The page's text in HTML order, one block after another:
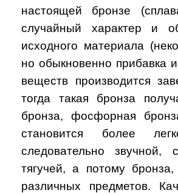
настоящей бронзе
случайный характер и
исходного материала
но обыкновенно прибавка
веществ производится
тогда такая бронза
бронза, фосфорная
становится более
следовательно
тягучей, а потому
различных предметов.